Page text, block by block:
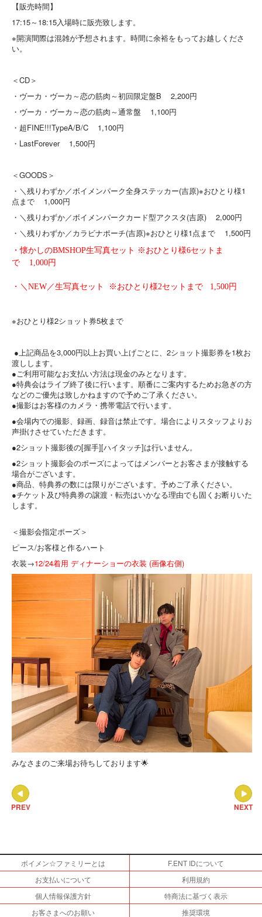
【販売時間】
17:15～18:15入場時に販売致します。
※開演間際は混雑が予想されます。時間に余裕をもってお越しくださ
い。
＜CD＞
・ヴーカ・ヴーカ～恋の筋肉～初回限定盤B 2,200円
・ヴーカ・ヴーカ～恋の筋肉～通常盤 1,100円
・超FINE!!!TypeA/B/C 1,100円
・LastForever 1,500円
＜GOODS＞
・＼残りわずか／ボイメンパーク全身ステッカー(吉原)※おひとり様1
点まで 1,000円
・＼残りわずか／ボイメンパークカード型アクスタ(吉原) 2,000円
・＼残りわずか／カラビナポーチ(吉原)※おひとり様1点まで 1,500円
・懐かしのBMSHOP生写真セット ※おひとり様6セットま
で 1,000円
・＼NEW／生写真セット ※おひとり様2セットまで 1,500円
※おひとり様2ショット券5枚まで
●上記商品を3,000円以上お買い上げごとに、2ショット撮影券を1枚お
渡しします。
●ご利用可能なお支払い方法は現金のみとなります。
●特典会はライブ終了後に行います。順番にご案内するためお急ぎの方
などのご優先は致しかねますので予めご了承ください。
●撮影はお客様のカメラ・携帯電話で行います。
●会場内での撮影、録画、録音は禁止です。場合によりスタッフよりお
声掛けさせていただきます。
●2ショット撮影後の[握手][ハイタッチ]は行いません。
●2ショット撮影会のポーズによってはメンバーとお客さまが接触する
場合がございます。
●商品、特典券の数には限りがございます。予めご了承ください。
●チケット及び特典券の譲渡・転売はいかなる理由でも固くお断りいた
します。
＜撮影会指定ポーズ＞
ピース/お客様と作るハート
衣装→12/24着用 ディナーショーの衣装 (画像右側)
みなさまのご来場お待ちしております🌟
NEXT
PREV
ボイメン☆ファミリーとは
F.ENT IDについて
お支払いについて
利用規約
個人情報保護方針
特商法に基づく表示
お客さまへのお願い
推奨環境